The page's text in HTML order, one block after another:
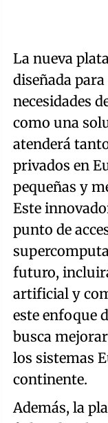
La nueva
diseñada
necesidades
como una
atenderá
privados en
pequeñas y
Este
punto de
futuro,
artificial y
este enfoque
busca
los sistemas
continente.
Además, la